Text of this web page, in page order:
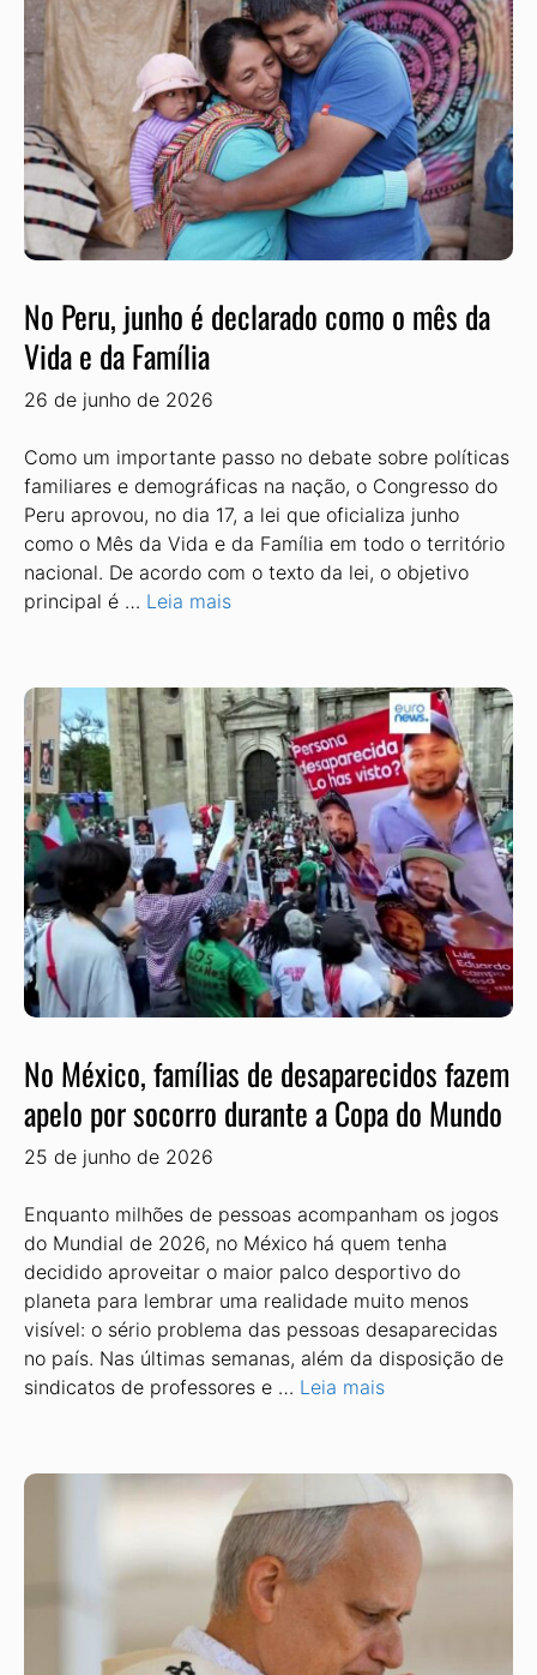
No Peru, junho é declarado como o mês da
Vida e da Família
26 de junho de 2026
Como um importante passo no de­bate sobre políticas
familiares e demo­gráficas na nação, o Congresso do
Peru aprovou, no dia 17, a lei que oficializa junho
como o Mês da Vida e da Família em todo o território
nacional. De acordo com o texto da lei, o ob­jetivo
principal é … Leia mais
No México, famílias de desaparecidos fazem
apelo por socorro durante a Copa do Mundo
25 de junho de 2026
Enquanto milhões de pessoas acom­panham os jogos
do Mundial de 2026, no México há quem tenha
decidido aprovei­tar o maior palco desportivo do
planeta para lembrar uma realidade muito me­nos
visível: o sério problema das pessoas desaparecidas
no país. Nas últimas semanas, além da dispo­sição de
sindicatos de professores e … Leia mais